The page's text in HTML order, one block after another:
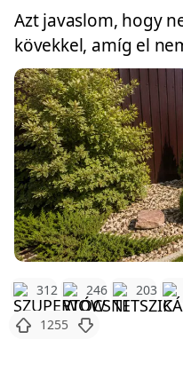
Azt javaslom, hogy
kövekkel, amíg el
312 246 203
1255